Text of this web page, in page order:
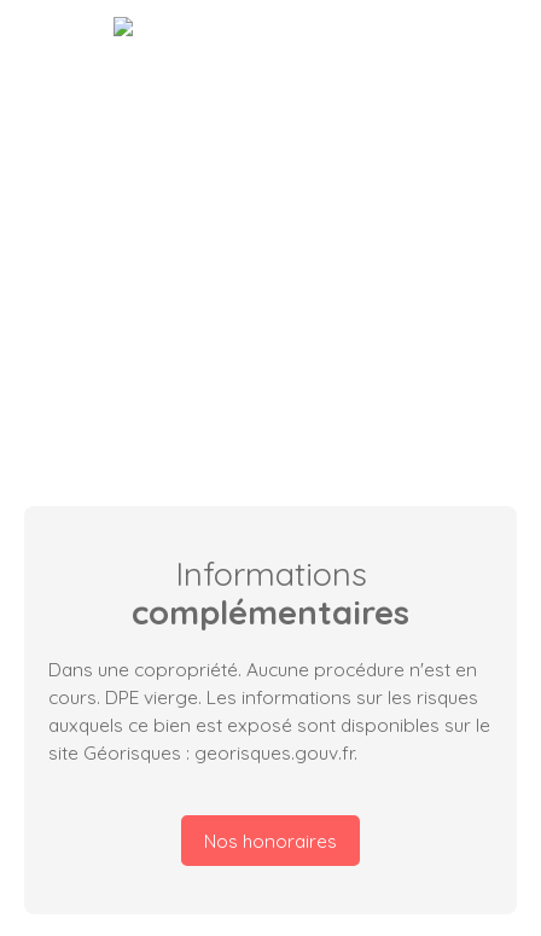
Informations
complémentaires
Dans une copropriété. Aucune procédure n'est en
cours. DPE vierge. Les informations sur les risques
auxquels ce bien est exposé sont disponibles sur le
site Géorisques : georisques.gouv.fr.
Nos honoraires